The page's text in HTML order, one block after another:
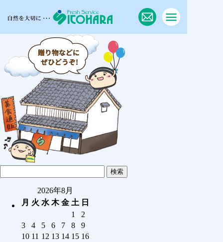
2026年8月
月 火 水 木 金 土 日
1
2
3
4 5 6 7 8
9
10 11 12 13 14 15 16